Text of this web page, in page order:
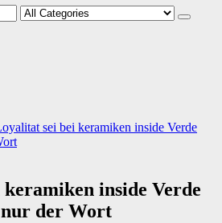
sei bei keramiken inside Verde
inside Verde
nur der Wort